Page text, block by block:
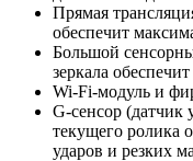
Прямая
обеспечит
Большой
зеркала
Wi-Fi-модуль и
G-сенсор (датчик
текущего ролика
ударов и резких